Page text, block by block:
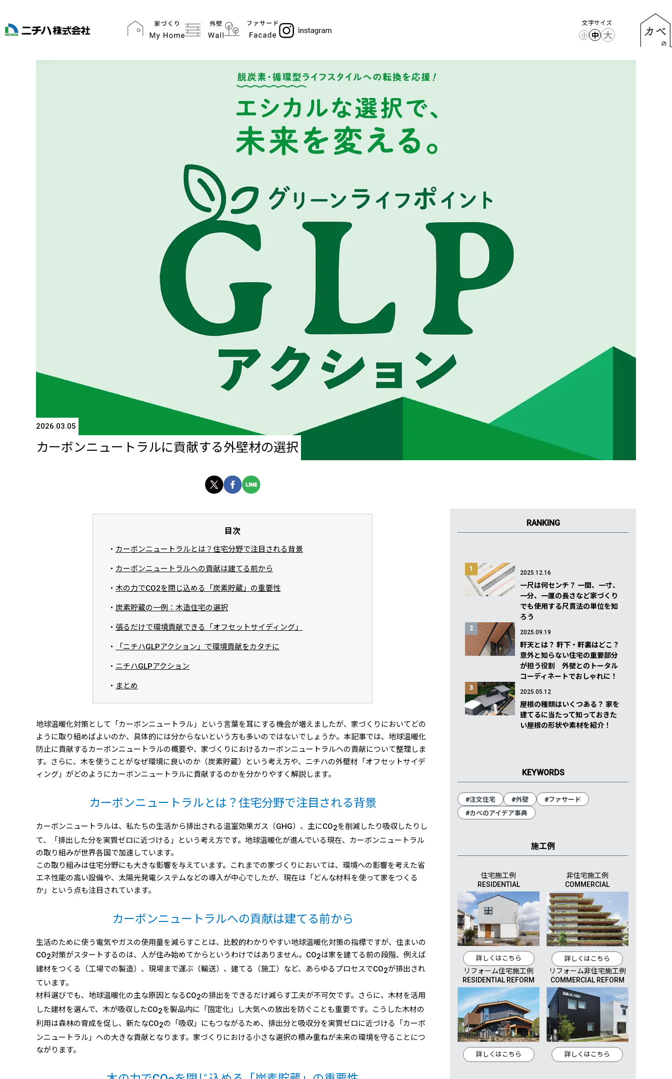
文字サイズ
小
中 大
2026.03.05
カーボンニュートラルに貢献する外壁材の選択
目次
カーボンニュートラルとは？住宅分野で注目される背景
カーボンニュートラルへの貢献は建てる前から
木の力でCO2を閉じ込める「炭素貯蔵」の重要性
炭素貯蔵の一例：木造住宅の選択
張るだけで環境貢献できる「オフセットサイディング」
「ニチハGLPアクション」で環境貢献をカタチに
ニチハGLPアクション
まとめ
地球温暖化対策として「カーボンニュートラル」という言葉を耳にする機会が増えましたが、家づくりにおいてどの
ように取り組めばよいのか、具体的には分からないという方も多いのではないでしょうか。本記事では、地球温暖化
防止に貢献するカーボンニュートラルの概要や、家づくりにおけるカーボンニュートラルへの貢献について整理しま
す。さらに、木を使うことがなぜ環境に良いのか（炭素貯蔵）という考え方や、ニチハの外壁材「オフセットサイデ
ィング」がどのようにカーボンニュートラルに貢献するのかを分かりやすく解説します。
カーボンニュートラルとは？住宅分野で注目される背景
カーボンニュートラルは、私たちの生活から排出される温室効果ガス（GHG）、主にCO2を削減したり吸収したりし
て、「排出した分を実質ゼロに近づける」という考え方です。地球温暖化が進んでいる現在、カーボンニュートラル
の取り組みが世界各国で加速しています。
この取り組みは住宅分野にも大きな影響を与えています。これまでの家づくりにおいては、環境への影響を考えた省
エネ性能の高い設備や、太陽光発電システムなどの導入が中心でしたが、現在は「どんな材料を使って家をつくる
か」という点も注目されています。
カーボンニュートラルへの貢献は建てる前から
生活のために使う電気やガスの使用量を減らすことは、比較的わかりやすい地球温暖化対策の指標ですが、住まいの
CO2対策がスタートするのは、人が住み始めてからというわけではありません。CO2は家を建てる前の段階、例えば
建材をつくる（工場での製造）、現場まで運ぶ（輸送）、建てる（施工）など、あらゆるプロセスでCO2が排出され
ています。
材料選びでも、地球温暖化の主な原因となるCO2の排出をできるだけ減らす工夫が不可欠です。さらに、木材を活用
した建材を選んで、木が吸収したCO2を製品内に「固定化」し大気への放出を防ぐことも重要です。こうした木材の
利用は森林の育成を促し、新たなCO2の「吸収」にもつながるため、排出分と吸収分を実質ゼロに近づける「カーボ
ンニュートラル」への大きな貢献となります。家づくりにおける小さな選択の積み重ねが未来の環境を守ることにつ
ながります。
RANKING
1
2025.12.16
一尺は何センチ？ 一間、一寸、
一分、一厘の長さなど家づくり
でも使用する尺貫法の単位を知
ろう
2
2025.09.19
軒天とは？ 軒下・軒裏はどこ？
意外と知らない住宅の重要部分
が担う役割 外壁とのトータル
コーディネートでおしゃれに！
3
2025.05.12
屋根の種類はいくつある？ 家を
建てるに当たって知っておきた
い屋根の形状や素材を紹介！
KEYWORDS
#注文住宅 #外壁
#ファサード
#カベのアイデア事典
施工例
住宅施工例
RESIDENTIAL
詳しくはこちら
非住宅施工例
COMMERCIAL
詳しくはこちら
リフォーム住宅施工例
RESIDENTIAL REFORM
詳しくはこちら
リフォーム非住宅施工例
COMMERCIAL REFORM
詳しくはこちら